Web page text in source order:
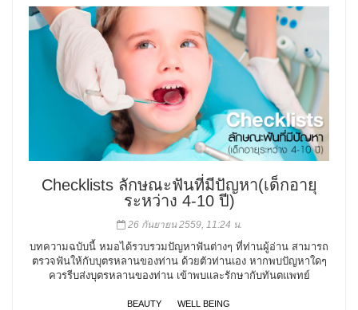
Checklists ลักษณะฟันที่มีปัญหา(เด็กอายุ
ระหว่าง 4-10 ปี)
26 กันยายน 2559, 11:24 น.
บทความฉบับนี้ หมอได้รวบรวมปัญหาฟันต่างๆ ที่ท่านผู้อ่าน สามารถ
ตรวจฟันให้กับบุตรหลานของท่าน ด้วยตัวท่านเอง หากพบปัญหาใดๆ
ควรรีบส่งบุตรหลานของท่าน เข้าพบและรักษากับทันตแพทย์
BEAUTY WELL BEING